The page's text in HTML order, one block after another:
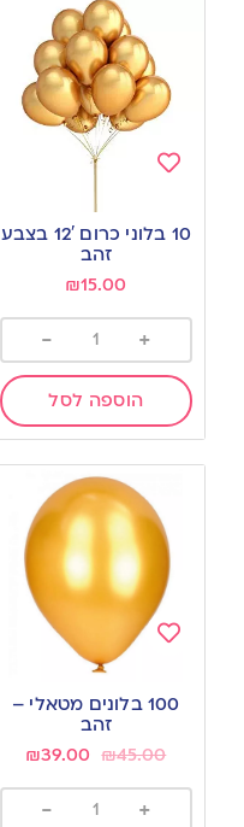
to
10 בלוני כרום 12′ בצבע
זהב
₪15.00
+
-
הוספה לסל
to
wishlist
100 בלונים מטאלי –
זהב
₪45.00
₪39.00
+
-